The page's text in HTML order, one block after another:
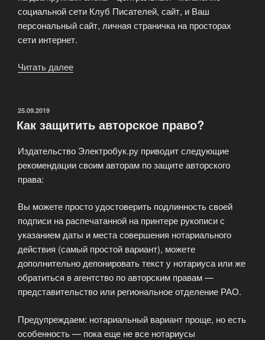
социальной сети Клуб Писателей, сайт, и Ваш
персональный сайт, личная страничка на просторах
сети интернет.
Читать далее
Писателей»
ОПУБЛИКОВАНО
25.09.2019
Как защитить авторское право?
Издательство Электробук.ру приводит следующие
рекомендации своим авторам по защите авторского
права:
Вы можете просто удостоверить подлинность своей
подписи на распечатанной на принтере рукописи с
указанием даты и места совершения нотариального
действия (самый простой вариант), можете
дополнительно депонировать текст у нотариуса или же
обратиться в агентство по авторским правам —
представительство или региональное отделение РАО.
Предупреждаем: нотариальный вариант проще, но есть
особенность — пока еще не все нотариусы